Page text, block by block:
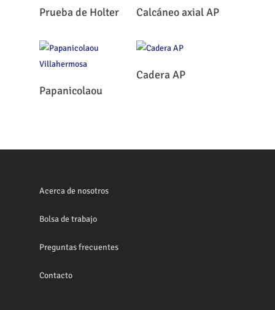
Leer Más
Prueba de Holter Leer Más
Calcáneo axial AP
Leer Más
Papanicolaou
Leer Más
Cadera AP
Acerca de nosotros
Bolsa de trabajo
Preguntas frecuentes
Contacto